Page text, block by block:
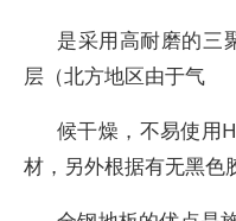
是采用高耐磨的三
层（北方地区由于气
候干燥，不易使用
材，另外根据有无黑色